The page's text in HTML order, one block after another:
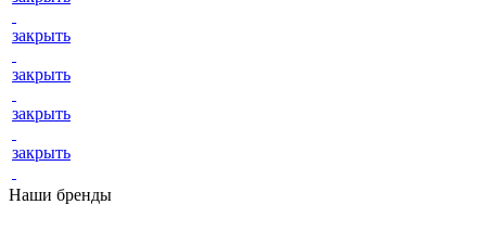
закрыть
закрыть
закрыть
закрыть
Наши бренды